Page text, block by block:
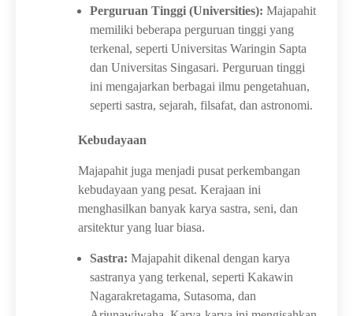
Perguruan Tinggi (Universities): Majapahit
memiliki beberapa perguruan tinggi yang
terkenal, seperti Universitas Waringin Sapta
dan Universitas Singasari. Perguruan tinggi
ini mengajarkan berbagai ilmu pengetahuan,
seperti sastra, sejarah, filsafat, dan astronomi.
Kebudayaan
Majapahit juga menjadi pusat perkembangan
kebudayaan yang pesat. Kerajaan ini
menghasilkan banyak karya sastra, seni, dan
arsitektur yang luar biasa.
Sastra: Majapahit dikenal dengan karya
sastranya yang terkenal, seperti Kakawin
Nagarakretagama, Sutasoma, dan